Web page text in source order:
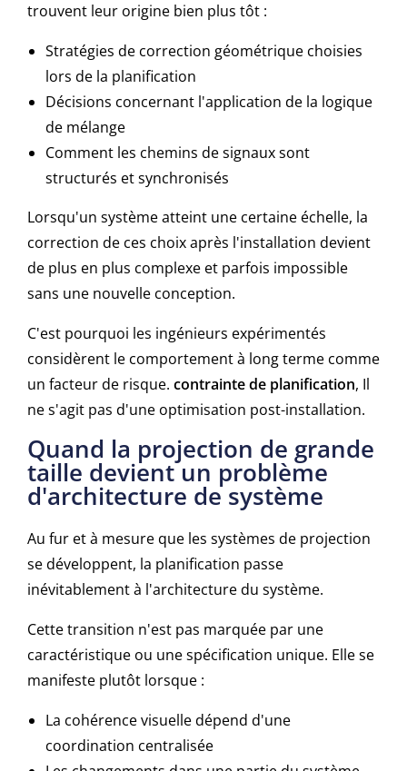
trouvent leur origine bien plus tôt :
Stratégies de correction géométrique choisies
lors de la planification
Décisions concernant l'application de la logique
de mélange
Comment les chemins de signaux sont
structurés et synchronisés
Lorsqu'un système atteint une certaine échelle, la
correction de ces choix après l'installation devient
de plus en plus complexe et parfois impossible
sans une nouvelle conception.
C'est pourquoi les ingénieurs expérimentés
considèrent le comportement à long terme comme
un facteur de risque. contrainte de planification, Il
ne s'agit pas d'une optimisation post-installation.
Quand la projection de grande
taille devient un problème
d'architecture de système
Au fur et à mesure que les systèmes de projection
se développent, la planification passe
inévitablement à l'architecture du système.
Cette transition n'est pas marquée par une
caractéristique ou une spécification unique. Elle se
manifeste plutôt lorsque :
La cohérence visuelle dépend d'une
coordination centralisée